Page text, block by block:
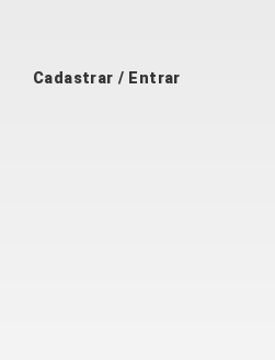
Cadastrar / Entrar